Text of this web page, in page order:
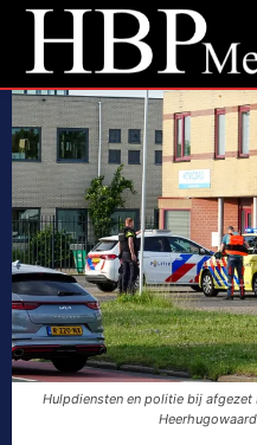
Hulpdiensten en politie bij